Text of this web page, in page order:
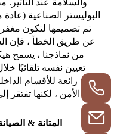
تم تصميمها لتكون
عن طريق الخطأ ، فإن
من نماذجنا ، يسمح
تعيين نفسه تلقائيًا
الميزة رائعة للأقسام
من الأمن ، لكنها تفتقر
المتانة &